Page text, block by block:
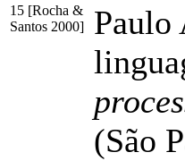
15 [Rocha &
Santos 2000]
Paulo
(São